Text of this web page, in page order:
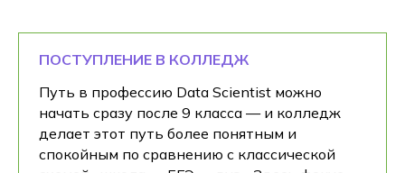
ПОСТУПЛЕНИЕ В КОЛЛЕДЖ
Путь в профессию Data Scientist можно
начать сразу после 9 класса — и колледж
делает этот путь более понятным и
спокойным по сравнению с классической